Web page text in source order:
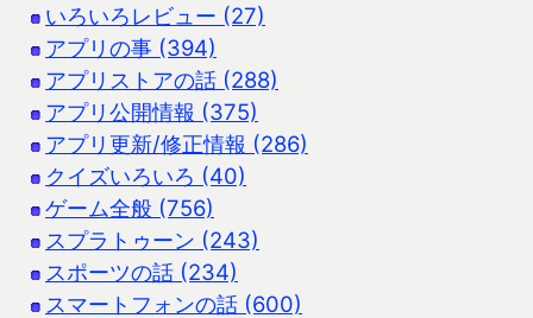
いろいろレビュー (27)
アプリの事 (394)
アプリストアの話 (288)
アプリ公開情報 (375)
アプリ更新/修正情報 (286)
クイズいろいろ (40)
ゲーム全般 (756)
スプラトゥーン (243)
スポーツの話 (234)
スマートフォンの話 (600)